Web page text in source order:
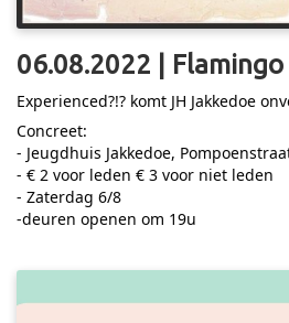
06.08.2022 | Flamingo
Experienced?!? komt JH Jakkedoe
Concreet:
- Jeugdhuis Jakkedoe,
- € 2 voor leden € 3 voor niet leden
- Zaterdag 6/8
-deuren openen om 19u